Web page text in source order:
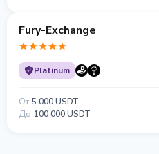
Fury-Exchange
Platinum
От 5 000 USDT
До 100 000 USDT